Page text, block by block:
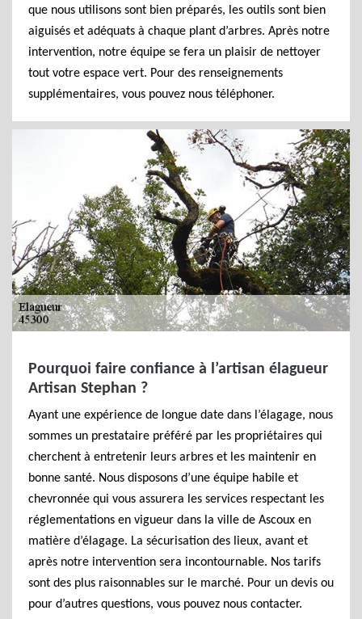
que nous utilisons sont bien préparés, les outils sont bien
aiguisés et adéquats à chaque plant d’arbres. Après notre
intervention, notre équipe se fera un plaisir de nettoyer
tout votre espace vert. Pour des renseignements
supplémentaires, vous pouvez nous téléphoner.
Pourquoi faire confiance à l’artisan élagueur
Artisan Stephan ?
Ayant une expérience de longue date dans l’élagage, nous
sommes un prestataire préféré par les propriétaires qui
cherchent à entretenir leurs arbres et les maintenir en
bonne santé. Nous disposons d’une équipe habile et
chevronnée qui vous assurera les services respectant les
réglementations en vigueur dans la ville de Ascoux en
matière d’élagage. La sécurisation des lieux, avant et
après notre intervention sera incontournable. Nos tarifs
sont des plus raisonnables sur le marché. Pour un devis ou
pour d’autres questions, vous pouvez nous contacter.